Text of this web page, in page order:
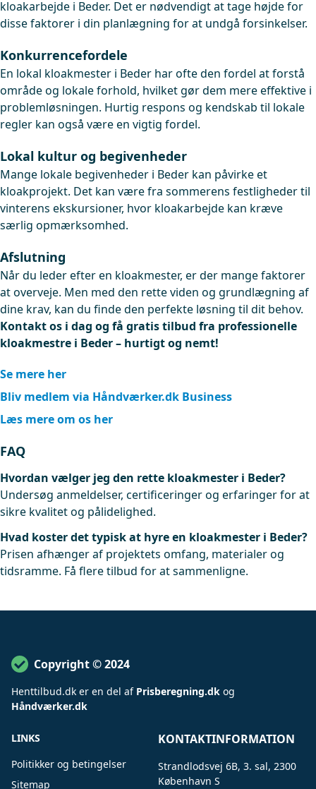
kloakarbejde i Beder. Det er nødvendigt at tage højde for
disse faktorer i din planlægning for at undgå forsinkelser.
Konkurrencefordele
En lokal kloakmester i Beder har ofte den fordel at forstå
område og lokale forhold, hvilket gør dem mere effektive i
problemløsningen. Hurtig respons og kendskab til lokale
regler kan også være en vigtig fordel.
Lokal kultur og begivenheder
Mange lokale begivenheder i Beder kan påvirke et
kloakprojekt. Det kan være fra sommerens festligheder til
vinterens ekskursioner, hvor kloakarbejde kan kræve
særlig opmærksomhed.
Afslutning
Når du leder efter en kloakmester, er der mange faktorer
at overveje. Men med den rette viden og grundlægning af
dine krav, kan du finde den perfekte løsning til dit behov.
Kontakt os i dag og få gratis tilbud fra professionelle
kloakmestre i Beder – hurtigt og nemt!
Se mere her
Bliv medlem via Håndværker.dk Business
Læs mere om os her
FAQ
Hvordan vælger jeg den rette kloakmester i Beder?
Undersøg anmeldelser, certificeringer og erfaringer for at
sikre kvalitet og pålidelighed.
Hvad koster det typisk at hyre en kloakmester i Beder?
Prisen afhænger af projektets omfang, materialer og
tidsramme. Få flere tilbud for at sammenligne.
Copyright © 2024
Henttilbud.dk er en del af Prisberegning.dk og
Håndværker.dk
LINKS
Politikker og betingelser
Sitemap
KONTAKTINFORMATION
Strandlodsvej 6B, 3. sal, 2300
København S